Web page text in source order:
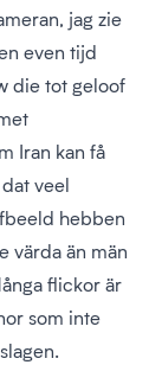
jag zie
even tijd
die tot geloof
Iran kan få
veel
hebben
värda än män
flickor är
som inte